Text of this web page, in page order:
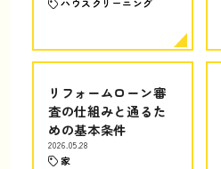
ハウスクリーニング
リフォームローン審
査の仕組みと通るた
めの基本条件
2026.05.28
家